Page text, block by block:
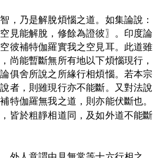
，乃是解脫煩惱之道。如集論說：
空見能解脫，修餘為證彼〗
。印度論
彼補特伽羅實我之空見耳。此道雖
尚能暫斷無所有地以下煩惱現行，
俱舍所說之所緣行相煩惱。若本宗
者，則雖現行亦不能斷。又對法說
特伽羅無我之道，則亦能伏斷也。
皆於粗靜相道同，及如外道不能斷